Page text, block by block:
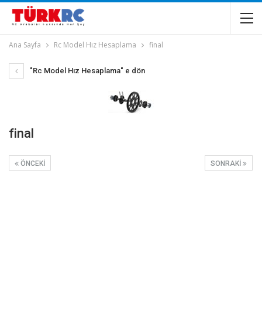
Ana Sayfa Rc Model Hız Hesaplama final
"Rc Model Hız Hesaplama" e dön
final
SONRAKI
ÖNCEKI